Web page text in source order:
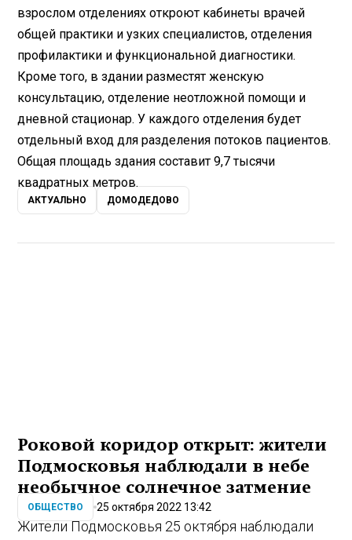
взрослом отделениях откроют кабинеты врачей
общей практики и узких специалистов, отделения
профилактики и функциональной диагностики.
Кроме того, в здании разместят женскую
консультацию, отделение неотложной помощи и
дневной стационар. У каждого отделения будет
отдельный вход для разделения потоков пациентов.
Общая площадь здания составит 9,7 тысячи
квадратных метров.
АКТУАЛЬНО ДОМОДЕДОВО
Роковой коридор открыт: жители
Подмосковья наблюдали в небе
необычное солнечное затмение
ОБЩЕСТВО 25 октября 2022 13:42
Жители Подмосковья 25 октября наблюдали